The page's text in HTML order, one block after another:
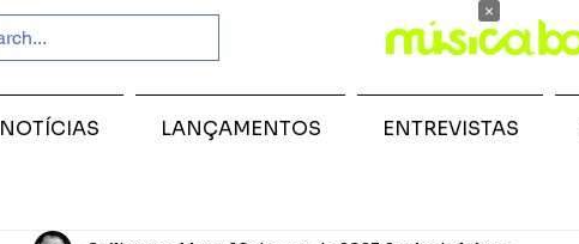
NOTÍCIAS LANÇAMENTOS ENTREVISTAS
×